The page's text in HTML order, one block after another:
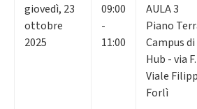
giovedì, 23
ottobre
2025
09:00
-
11:00
AULA 3
Piano
Campus
Hub - via
Viale
Forlì